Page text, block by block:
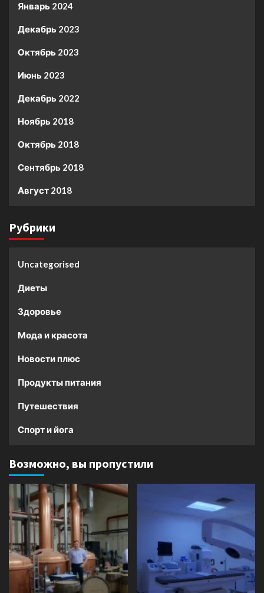
Январь 2024
Декабрь 2023
Октябрь 2023
Июнь 2023
Декабрь 2022
Ноябрь 2018
Октябрь 2018
Сентябрь 2018
Август 2018
Рубрики
Uncategorised
Диеты
Здоровье
Мода и красота
Новости плюс
Продукты питания
Путешествия
Спорт и йога
Возможно, вы пропустили